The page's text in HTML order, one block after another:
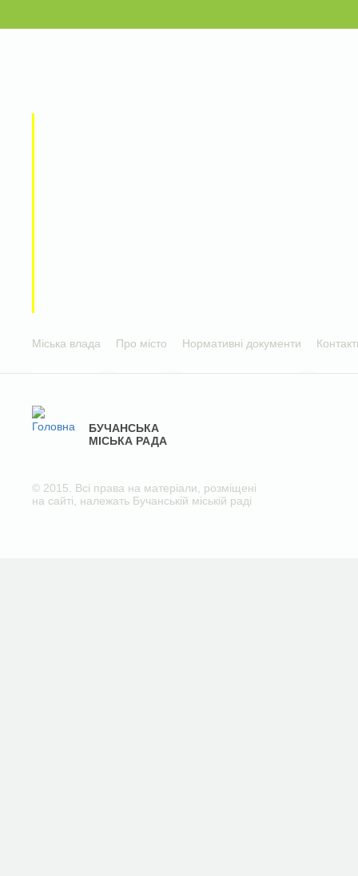
Міська влада Про місто Нормативні документи
БУЧАНСЬКА
МІСЬКА РАДА
© 2015. Всі права на матеріали, розміщені
на сайті, належать Бучанській міській раді